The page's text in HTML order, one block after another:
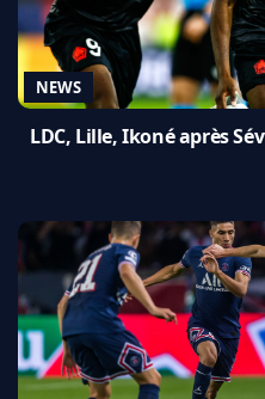
NEWS
LDC, Lille, Ikoné après